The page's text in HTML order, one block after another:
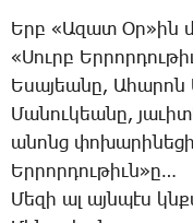
Երբ «Ա­զատ Օր»ին
«­Սուրբ
Ե­սա­յեա­նը, Ա­հա­րոն
­Մա­նու­կեա­նը,
ա­նոնց
Եր­րոր­դու­թիւն»ը…
Մե­զի ալ այն­պէս